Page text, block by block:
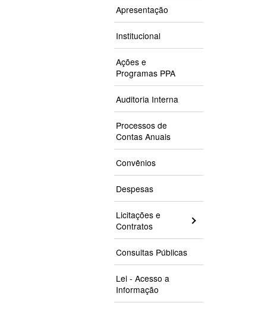
Apresentação
Institucional
Ações e
Programas PPA
Auditoria Interna
Processos de
Contas Anuais
Convênios
Despesas
Licitações e
Contratos
Consultas Públicas
Lei - Acesso a
Informação